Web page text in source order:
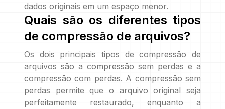
dados originais em um espaço menor.
Quais são os diferentes tipos
de compressão de arquivos?
Os dois principais tipos de compressão de
arquivos são a compressão sem perdas e a
compressão com perdas. A compressão sem
perdas permite que o arquivo original seja
perfeitamente restaurado, enquanto a